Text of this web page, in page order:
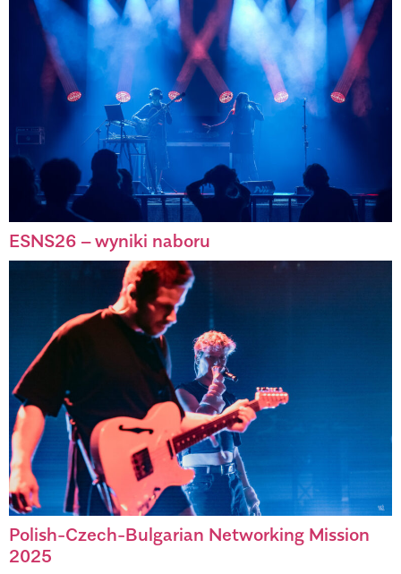
ESNS26 – wyniki naboru
Polish-Czech-Bulgarian Networking Mission
2025